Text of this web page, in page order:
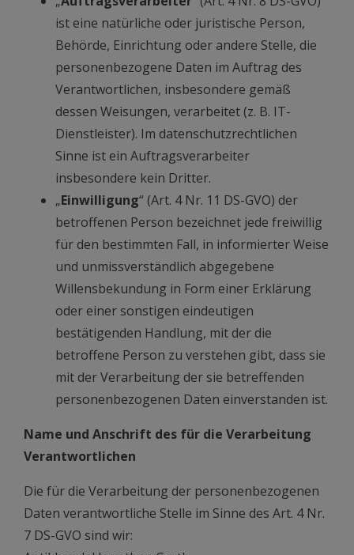
ist eine natürliche oder juristische Person,
Behörde, Einrichtung oder andere Stelle, die
personenbezogene Daten im Auftrag des
Verantwortlichen, insbesondere gemäß
dessen Weisungen, verarbeitet (z. B. IT-
Dienstleister). Im datenschutzrechtlichen
Sinne ist ein Auftragsverarbeiter
insbesondere kein Dritter.
„Einwilligung“ (Art. 4 Nr. 11 DS-GVO) der
betroffenen Person bezeichnet jede freiwillig
für den bestimmten Fall, in informierter Weise
und unmissverständlich abgegebene
Willensbekundung in Form einer Erklärung
oder einer sonstigen eindeutigen
bestätigenden Handlung, mit der die
betroffene Person zu verstehen gibt, dass sie
mit der Verarbeitung der sie betreffenden
personenbezogenen Daten einverstanden ist.
Name und Anschrift des für die Verarbeitung
Verantwortlichen
Die für die Verarbeitung der personenbezogenen
Daten verantwortliche Stelle im Sinne des Art. 4 Nr.
7 DS-GVO sind wir: